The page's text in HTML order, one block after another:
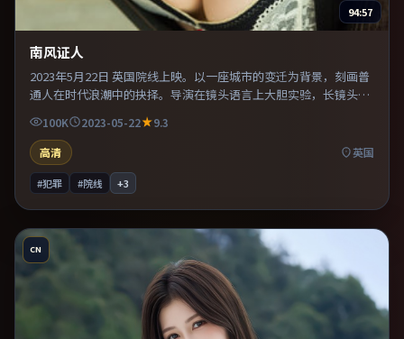
94:57
南风证人
2023年5月22日 英国院线上映。以一座城市的变迁为背景，刻画普
通人在时代浪潮中的抉择。导演在镜头语言上大胆实验，长镜头与
特写交替强化压迫感。推荐给偏爱群像戏与命运母题的影迷。
100K 2023-05-22
9.3
高清
英国
#犯罪 #院线 +3
CN